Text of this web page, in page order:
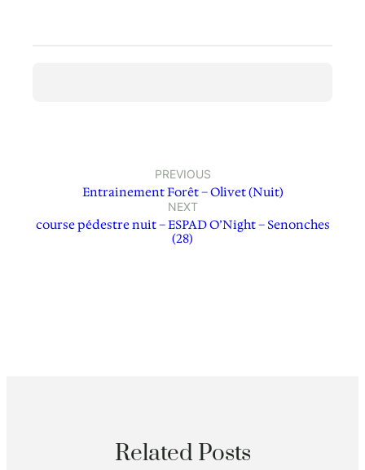
PREVIOUS
Entrainement Forêt – Olivet (Nuit)
NEXT
course pédestre nuit – ESPAD O’Night – Senonches
(28)
Related Posts